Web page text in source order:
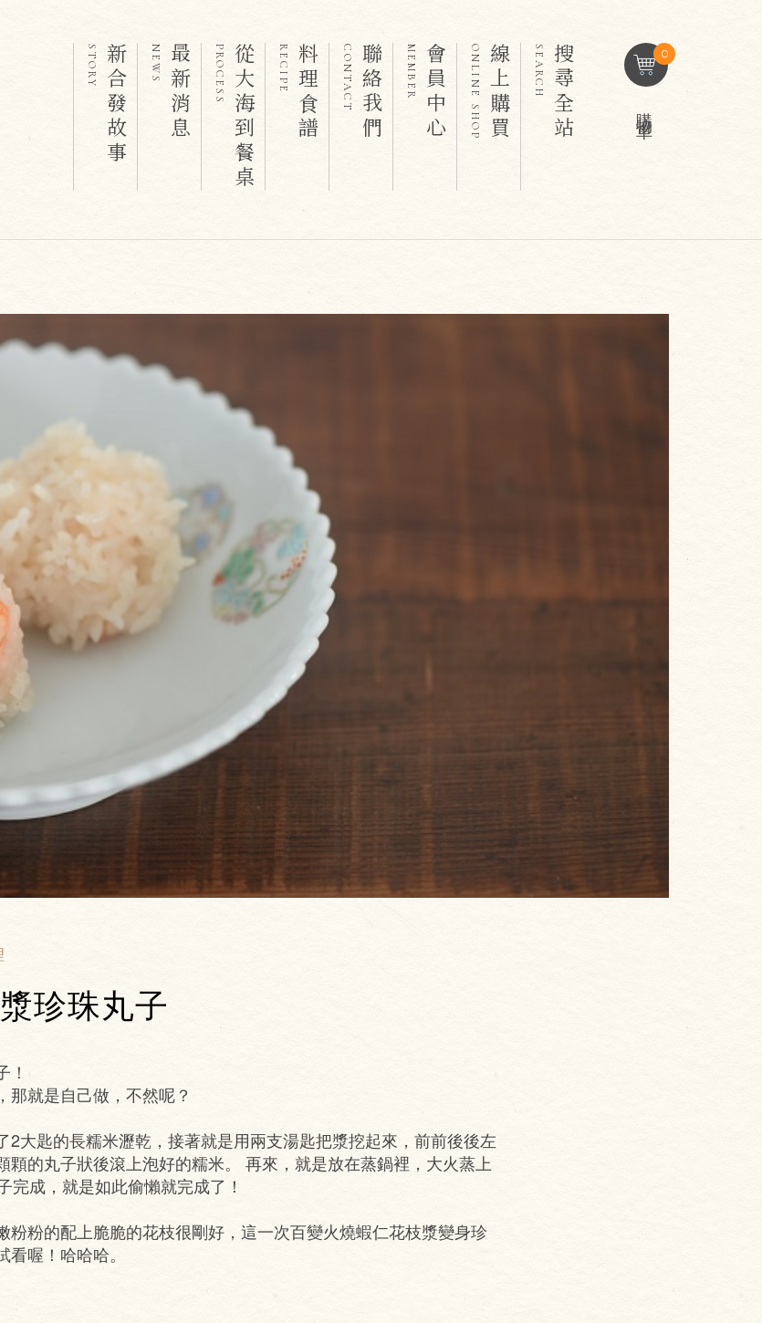
0
STORY 新合發故事 NEWS 最新消息 PROCESS從大海到餐桌 RECIPE 料理食譜 CONTACT聯絡我們 MEMBER 會員中心 ONLINE SHOP線上購買 SEARCH 搜尋全站
珍珠丸子
！
那就是自己做，不然呢？
2大匙的長糯米瀝乾，接著就是用兩支湯匙把漿挖起來，前前後後左
顆的丸子狀後滾上泡好的糯米。 再來，就是放在蒸鍋裡，大火蒸上
完成，就是如此偷懶就完成了！
粉粉的配上脆脆的花枝很剛好，這一次百變火燒蝦仁花枝漿變身珍
喔！哈哈哈。